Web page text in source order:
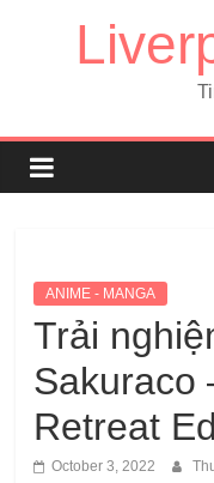
ANIME - MANGA
Trải
Sakuraco
Retreat
October 3, 2022